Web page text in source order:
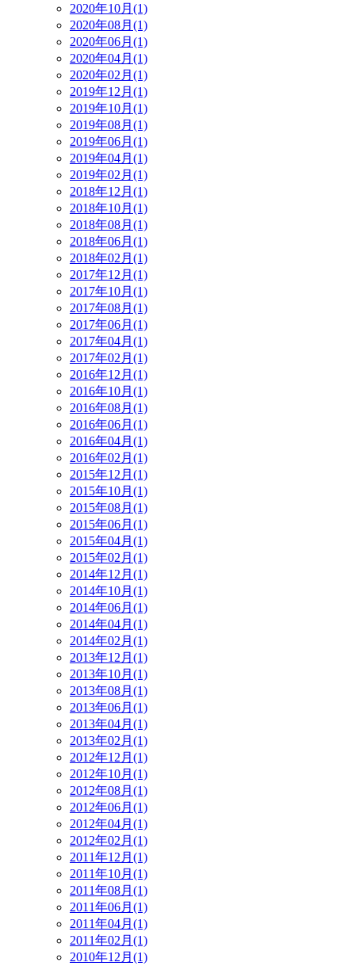
2020年10月(1)
2020年08月(1)
2020年06月(1)
2020年04月(1)
2020年02月(1)
2019年12月(1)
2019年10月(1)
2019年08月(1)
2019年06月(1)
2019年04月(1)
2019年02月(1)
2018年12月(1)
2018年10月(1)
2018年08月(1)
2018年06月(1)
2018年02月(1)
2017年12月(1)
2017年10月(1)
2017年08月(1)
2017年06月(1)
2017年04月(1)
2017年02月(1)
2016年12月(1)
2016年10月(1)
2016年08月(1)
2016年06月(1)
2016年04月(1)
2016年02月(1)
2015年12月(1)
2015年10月(1)
2015年08月(1)
2015年06月(1)
2015年04月(1)
2015年02月(1)
2014年12月(1)
2014年10月(1)
2014年06月(1)
2014年04月(1)
2014年02月(1)
2013年12月(1)
2013年10月(1)
2013年08月(1)
2013年06月(1)
2013年04月(1)
2013年02月(1)
2012年12月(1)
2012年10月(1)
2012年08月(1)
2012年06月(1)
2012年04月(1)
2012年02月(1)
2011年12月(1)
2011年10月(1)
2011年08月(1)
2011年06月(1)
2011年04月(1)
2011年02月(1)
2010年12月(1)